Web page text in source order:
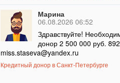
Марина
06.08.2026 06:52
Здравствуйте!
донор 2 500 000 руб.
miss.staseva@yandex.ru
Кредитный донор в Санкт-Петербурге